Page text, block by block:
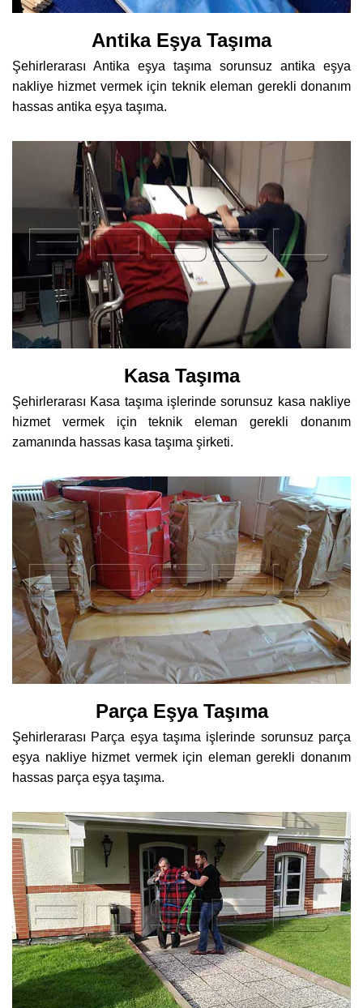
Antika Eşya Taşıma
Şehirlerarası Antika eşya taşıma sorunsuz antika eşya
nakliye hizmet vermek için teknik eleman gerekli donanım
hassas antika eşya taşıma.
Kasa Taşıma
Şehirlerarası Kasa taşıma işlerinde sorunsuz kasa nakliye
hizmet vermek için teknik eleman gerekli donanım
zamanında hassas kasa taşıma şirketi.
Parça Eşya Taşıma
Şehirlerarası Parça eşya taşıma işlerinde sorunsuz parça
eşya nakliye hizmet vermek için eleman gerekli donanım
hassas parça eşya taşıma.